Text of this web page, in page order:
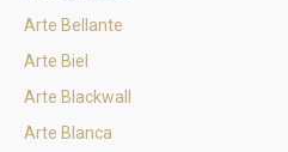
Arte Bellante
Arte Biel
Arte Blackwall
Arte Blanca